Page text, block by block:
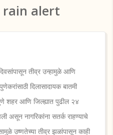
rain alert
तीव्र उन्हामुळे आणि
दिलासादायक बातमी
शहर आणि जिल्ह्यात पुढील २४
असून नागरिकांना सतर्क राहण्याचे
उष्णतेच्या तीव्र झळांपासून काही